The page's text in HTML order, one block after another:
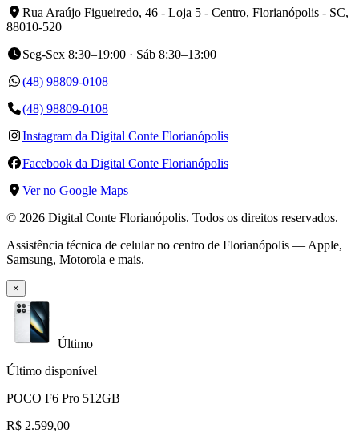
Rua Araújo Figueiredo, 46 - Loja 5 - Centro, Florianópolis - SC,
88010-520
Seg-Sex 8:30–19:00 · Sáb 8:30–13:00
(48) 98809-0108
(48) 98809-0108
Instagram da Digital Conte Florianópolis
Facebook da Digital Conte Florianópolis
Ver no Google Maps
© 2026 Digital Conte Florianópolis. Todos os direitos reservados.
Assistência técnica de celular no centro de Florianópolis — Apple,
Samsung, Motorola e mais.
×
Último
Último disponível
POCO F6 Pro 512GB
R$ 2.599,00